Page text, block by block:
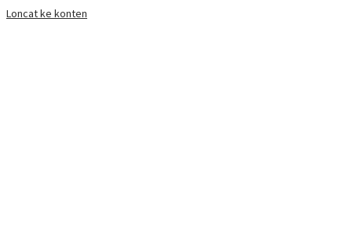
Loncat ke konten